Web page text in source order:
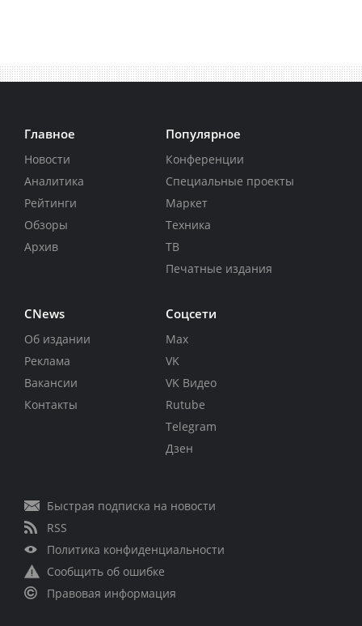
Главное
Новости
Аналитика
Рейтинги
Обзоры
Архив
Популярное
Конференции
Специальные проекты
Маркет
Техника
ТВ
Печатные издания
CNews
Об издании
Реклама
Вакансии
Контакты
Соцсети
Max
VK
VK Видео
Rutube
Telegram
Дзен
Быстрая подписка на новости
RSS
Политика конфиденциальности
Сообщить об ошибке
Правовая информация